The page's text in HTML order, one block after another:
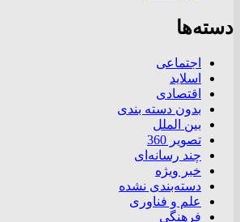
دسته‌ها
اجتماعی
اسلاید
اقتصادی
بدون دسته بندی
بین الملل
تصویر 360
چند رسانه‌ای
خبر ویژه
دسته‌بندی نشده
علم و فناوری
فرهنگی